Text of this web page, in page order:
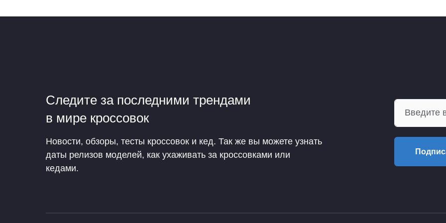
Следите за последними трендами
в мире кроссовок
Новости, обзоры, тесты кроссовок и кед. Так же вы можете узнать
даты релизов моделей, как ухаживать за кроссовками или
кедами.